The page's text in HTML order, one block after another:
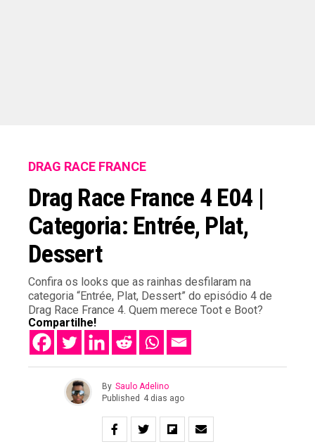
DRAG RACE FRANCE
Drag Race France 4 E04 |
Categoria: Entrée, Plat,
Dessert
Confira os looks que as rainhas desfilaram na
categoria “Entrée, Plat, Dessert” do episódio 4 de
Drag Race France 4. Quem merece Toot e Boot?
Compartilhe!
By Saulo Adelino
Published 4 dias ago